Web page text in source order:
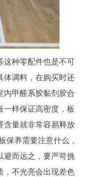
这种零配件也是不可
体调料，在购买时还
内甲醛系胶黏剂胶合
一样保证高密度，板
含量就非常容易释放
保养需要注意什么，
避而远之，要严苛挑
，不光亮会出现差色